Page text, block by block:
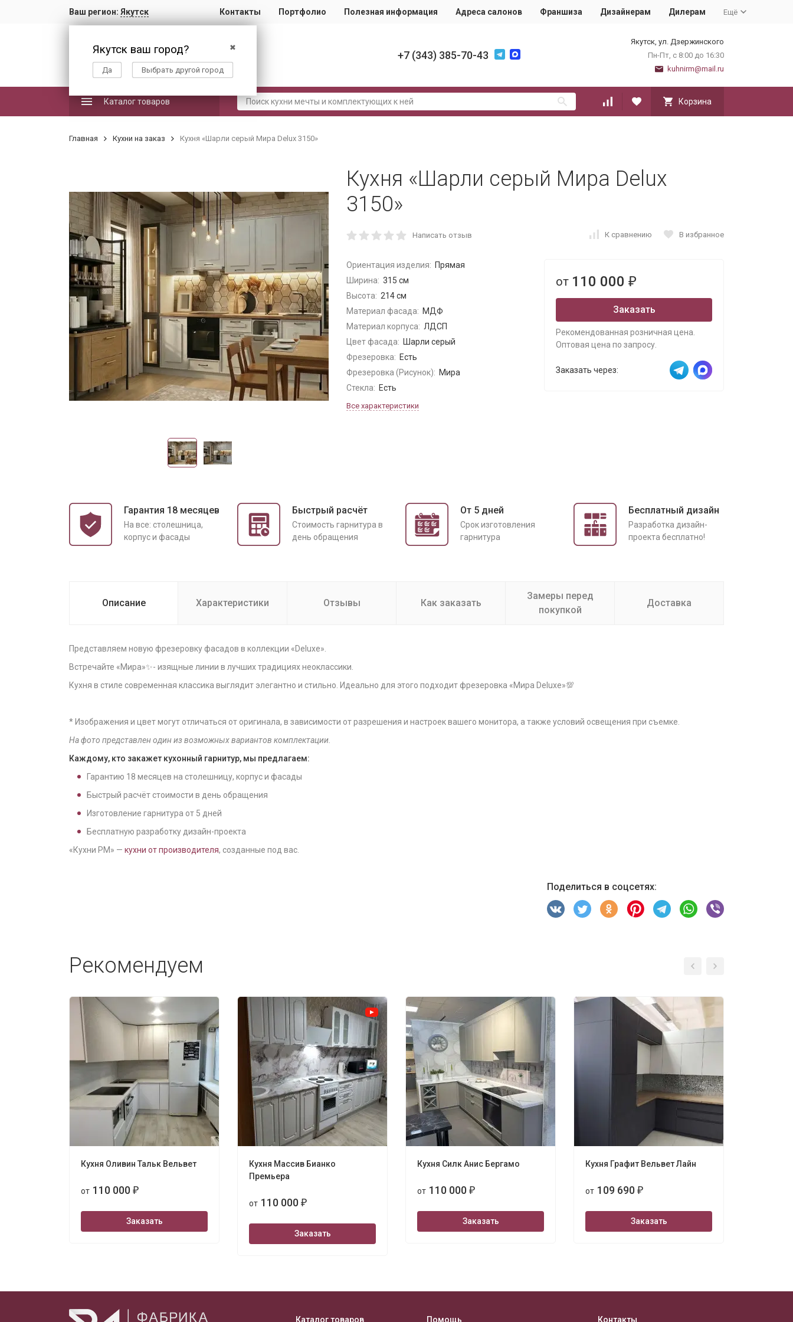
Ваш регион: Якутск
✖
Якутск ваш город?
Да Выбрать другой город
Контакты Портфолио Полезная информация Адреса салонов Франшиза Дизайнерам Дилерам Ещё
+7 (343) 385-70-43
Якутск, ул. Дзержинского
Пн-Пт, с 8:00 до 16:30
kuhnirm@mail.ru
Каталог товаров Корзина
Главная Кухни на заказ Кухня «Шарли серый Мира Delux 3150»
Кухня «Шарли серый Мира Delux
3150»
Написать отзыв К сравнению В избранное
Ориентация изделия: Прямая
Ширина: 315 см
Высота: 214 см
Материал фасада: МДФ
Материал корпуса: ЛДСП
Цвет фасада: Шарли серый
Фрезеровка: Есть
Фрезеровка (Рисунок): Мира
Стекла: Есть
Все характеристики
от 110 000 ₽
Заказать
Рекомендованная розничная цена.
Оптовая цена по запросу.
Заказать через:
Гарантия 18 месяцев
На все: столешница,
корпус и фасады
Быстрый расчёт
Cтоимость гарнитура в
день обращения
От 5 дней
Срок изготовления
гарнитура
Бесплатный дизайн
Разработка дизайн-
проекта бесплатно!
Описание Характеристики Отзывы Как заказать
Замеры перед
покупкой
Доставка
Представляем новую фрезеровку фасадов в коллекции «Deluxe».
Встречайте «Мира»✨- изящные линии в лучших традициях неоклассики.
Кухня в стиле современная классика выглядит элегантно и стильно. Идеально для этого подходит фрезеровка «Мира Deluxe»💯
* Изображения и цвет могут отличаться от оригинала, в зависимости от разрешения и настроек вашего монитора, а также условий освещения при съемке.
На фото представлен один из возможных вариантов комплектации.
Каждому, кто закажет кухонный гарнитур, мы предлагаем:
Гарантию 18 месяцев на столешницу, корпус и фасады
Быстрый расчёт стоимости в день обращения
Изготовление гарнитура от 5 дней
Бесплатную разработку дизайн-проекта
«Кухни РМ» — кухни от производителя, созданные под вас.
Поделиться в соцсетях:
Рекомендуем
Кухня Оливин Тальк Вельвет
от 110 000 ₽
Заказать
Кухня Массив Бианко
Премьера
от 110 000 ₽
Заказать
Кухня Силк Анис Бергамо
от 110 000 ₽
Заказать
Кухня Графит Вельвет Лайн
от 109 690 ₽
Заказать
Каталог товаров Помощь Контакты